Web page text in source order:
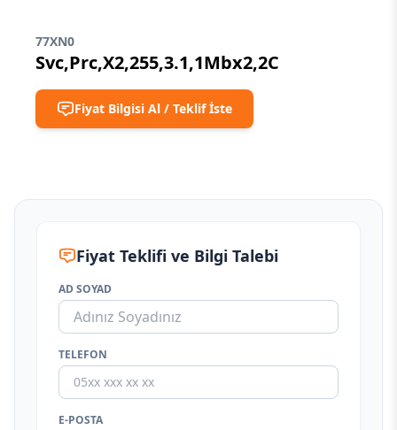
77XN0
Svc,Prc,X2,255,3.1,1Mbx2,2C
Fiyat Bilgisi Al / Teklif İste
Fiyat Teklifi ve Bilgi Talebi
AD SOYAD
TELEFON
E-POSTA